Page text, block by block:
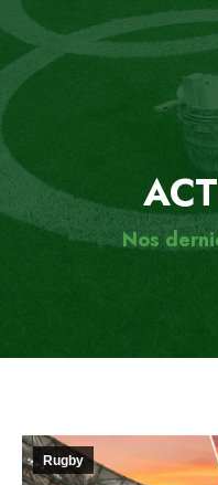
Nos
Rugby